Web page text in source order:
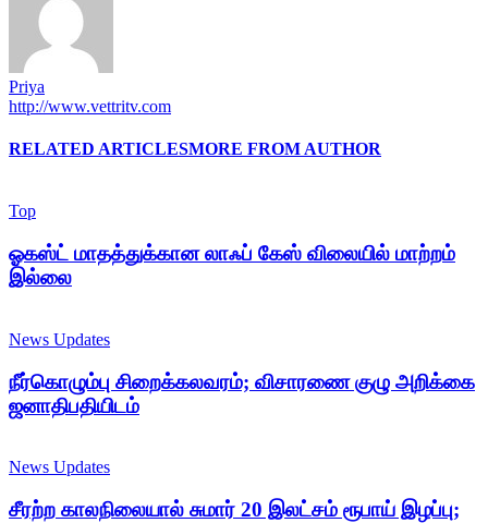
Priya
http://www.vettritv.com
RELATED ARTICLESMORE FROM AUTHOR
Top
ஓகஸ்ட் மாதத்துக்கான லாஃப் கேஸ் விலையில் மாற்றம்
இல்லை
News Updates
நீர்கொழும்பு சிறைக்கலவரம்; விசாரணை குழு அறிக்கை
ஜனாதிபதியிடம்
News Updates
சீரற்ற காலநிலையால் சுமார் 20 இலட்சம் ரூபாய் இழப்பு;